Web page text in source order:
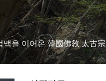
을 이어온 韓國佛敎 太古宗